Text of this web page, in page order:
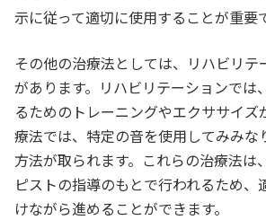
示に従って適切に使用することが重要
その他の治療法としては、リハビリテ
があります。リハビリテーションでは
るためのトレーニングやエクササイズ
療法では、特定の音を使用してみみな
方法が取られます。これらの治療法は
ピストの指導のもとで行われるため、
けながら進めることができます。